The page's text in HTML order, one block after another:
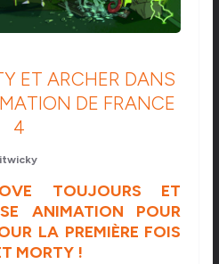
ET ARCHER DANS
DE FRANCE
4
TOUJOURS ET
ANIMATION POUR
LA PREMIÈRE FOIS
MORTY !